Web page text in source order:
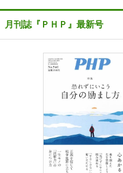
月刊誌『ＰＨＰ』最新号